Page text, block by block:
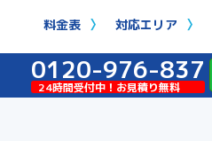
料金表 対応エリア
0120-976-837
24時間受付中！お見積り無料